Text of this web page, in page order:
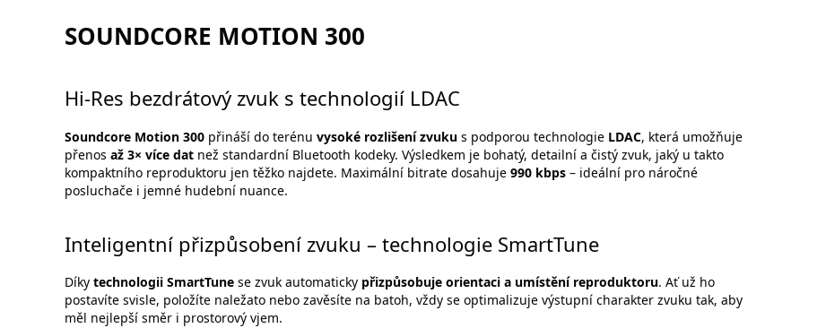
SOUNDCORE MOTION 300
Hi-Res bezdrátový zvuk s technologií LDAC
Soundcore Motion 300 přináší do terénu vysoké rozlišení zvuku s podporou technologie LDAC, která umožňuje
přenos až 3× více dat než standardní Bluetooth kodeky. Výsledkem je bohatý, detailní a čistý zvuk, jaký u takto
kompaktního reproduktoru jen těžko najdete. Maximální bitrate dosahuje 990 kbps – ideální pro náročné
posluchače i jemné hudební nuance.
Inteligentní přizpůsobení zvuku – technologie SmartTune
Díky technologii SmartTune se zvuk automaticky přizpůsobuje orientaci a umístění reproduktoru. Ať už ho
postavíte svisle, položíte naležato nebo zavěsíte na batoh, vždy se optimalizuje výstupní charakter zvuku tak, aby
měl nejlepší směr i prostorový vjem.